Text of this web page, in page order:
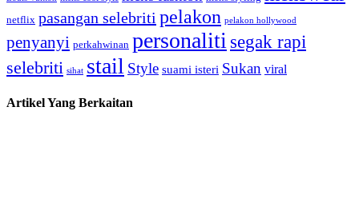
netflix pasangan selebriti pelakon pelakon hollywood
penyanyi perkahwinan personaliti segak rapi
selebriti sihat stail Style suami isteri Sukan viral
Artikel Yang Berkaitan